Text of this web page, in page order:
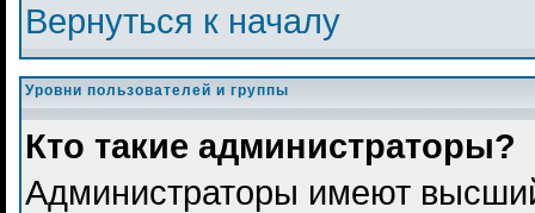
Вернуться к началу
Уровни пользователей и группы
Кто такие администраторы?
Администраторы имеют